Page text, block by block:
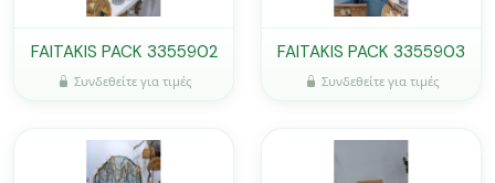
FAITAKIS PACK 3355902
Συνδεθείτε για τιμές
FAITAKIS PACK 3355903
Συνδεθείτε για τιμές